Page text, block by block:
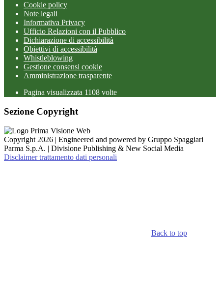
Cookie policy
Note legali
Informativa Privacy
Ufficio Relazioni con il Pubblico
Dichiarazione di accessibilità
Obiettivi di accessibilità
Whistleblowing
Gestione consensi cookie
Amministrazione trasparente
Pagina visualizzata 1108 volte
Sezione Copyright
Copyright 2026 | Engineered and powered by Gruppo Spaggiari
Parma S.p.A. | Divisione Publishing & New Social Media
Disclaimer trattamento dati personali
Back to top